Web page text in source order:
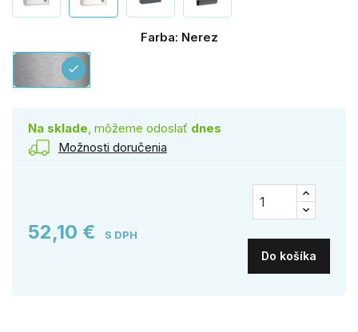
Farba: Nerez
Nerez
check
Na sklade, môžeme odoslať dnes
Možnosti doručenia
52,10 € S DPH
Do košíka